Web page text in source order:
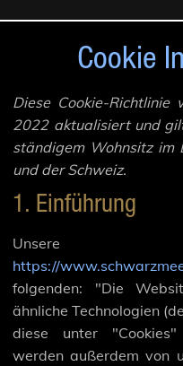
Cookie
Diese Cookie-
2022 aktualisiert und
ständigem Wohnsitz im
und der Schweiz.
1. Einführung
https://
folgenden: "Die
ähnliche Technologien
diese unter "Cookies"
werden außerdem von